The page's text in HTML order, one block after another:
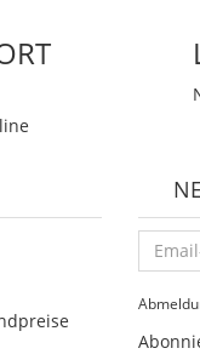
Email-